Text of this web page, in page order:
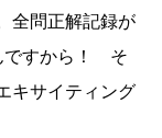
全問正解記録が
ですから！ そ
キサイティング